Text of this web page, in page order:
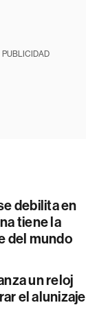
PUBLICIDAD
debilita en
tiene la
del mundo
un reloj
el alunizaje